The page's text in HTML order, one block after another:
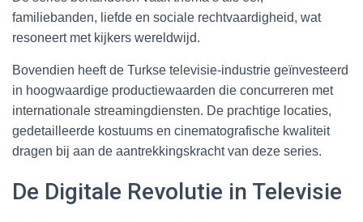
familiebanden, liefde en sociale rechtvaardigheid, wat
resoneert met kijkers wereldwijd.
Bovendien heeft de Turkse televisie-industrie geïnvesteerd
in hoogwaardige productiewaarden die concurreren met
internationale streamingdiensten. De prachtige locaties,
gedetailleerde kostuums en cinematografische kwaliteit
dragen bij aan de aantrekkingskracht van deze series.
De Digitale Revolutie in Televisie